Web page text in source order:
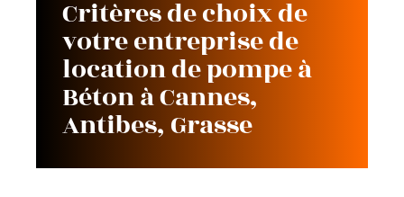
Critères de choix de
votre entreprise de
location de pompe à
Béton à Cannes,
Antibes, Grasse